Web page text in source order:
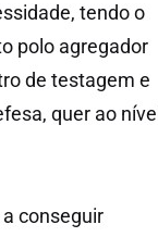
tendo o
polo agregador
de testagem e
quer ao nível
conseguir